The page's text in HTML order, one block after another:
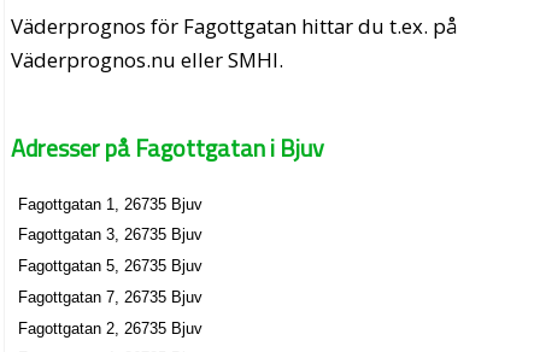
Väderprognos för Fagottgatan hittar du t.ex. på
Väderprognos.nu eller SMHI.
Adresser på Fagottgatan i Bjuv
Fagottgatan 1, 26735 Bjuv
Fagottgatan 3, 26735 Bjuv
Fagottgatan 5, 26735 Bjuv
Fagottgatan 7, 26735 Bjuv
Fagottgatan 2, 26735 Bjuv